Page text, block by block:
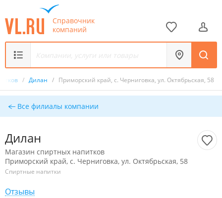
Справочник
компаний
/ Дилан / Приморский край, с. Черниговка, ул. Октябрьская, 58
Все филиалы компании
Дилан
Магазин спиртных напитков
Приморский край, с. Черниговка, ул. Октябрьская, 58
Спиртные напитки
Отзывы